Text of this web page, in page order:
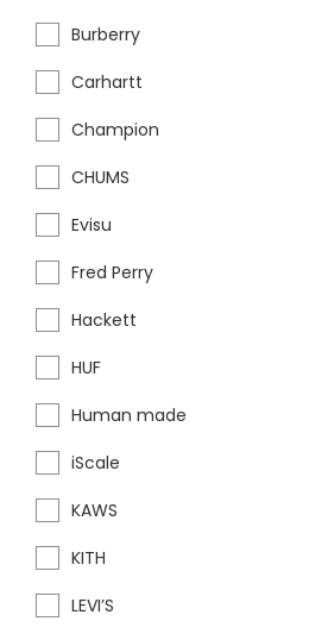
Burberry
Carhartt
Champion
CHUMS
Evisu
Fred Perry
Hackett
HUF
Human made
iScale
KAWS
KITH
LEVI’S